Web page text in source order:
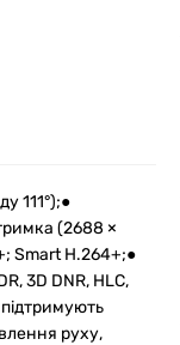
111°);●
(2688 ×
Smart H.264+;●
3D DNR, HLC,
руху,